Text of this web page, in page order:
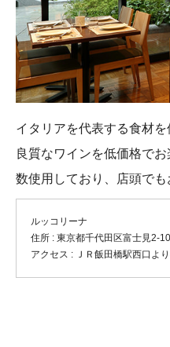
イタリアを代表する食材
良質なワインを低価格で
数使用しており、店頭でも
ルッコリーナ
住所 : 東京都千代田区富士見2-
アクセス : ＪＲ飯田橋駅西口よ